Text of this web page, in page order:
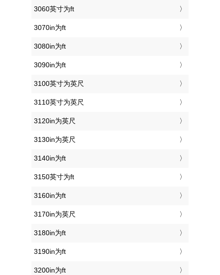
3060英寸为ft
3070in为ft
3080in为ft
3090in为ft
3100英寸为英尺
3110英寸为英尺
3120in为英尺
3130in为英尺
3140in为ft
3150英寸为ft
3160in为ft
3170in为英尺
3180in为ft
3190in为ft
3200in为ft